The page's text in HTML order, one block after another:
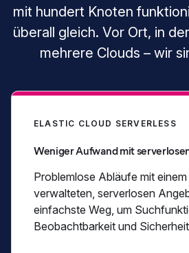
mit hundert Knoten
überall gleich. Vor Ort, in
mehrere Clouds – wir
ELASTIC CLOUD SERVERLESS
Weniger Aufwand mit
Problemlose Abläufe mit
verwalteten, serverlosen
einfachste Weg, um
Beobachtbarkeit und